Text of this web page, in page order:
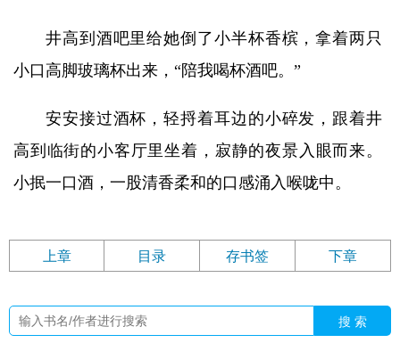
井高到酒吧里给她倒了小半杯香槟，拿着两只
小口高脚玻璃杯出来，“陪我喝杯酒吧。”
安安接过酒杯，轻捋着耳边的小碎发，跟着井
高到临街的小客厅里坐着，寂静的夜景入眼而来。
小抿一口酒，一股清香柔和的口感涌入喉咙中。
上章 目录 存书签 下章
搜 索